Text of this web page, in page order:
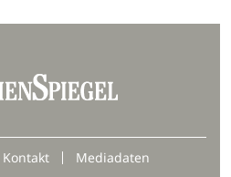
Kontakt
Mediadaten